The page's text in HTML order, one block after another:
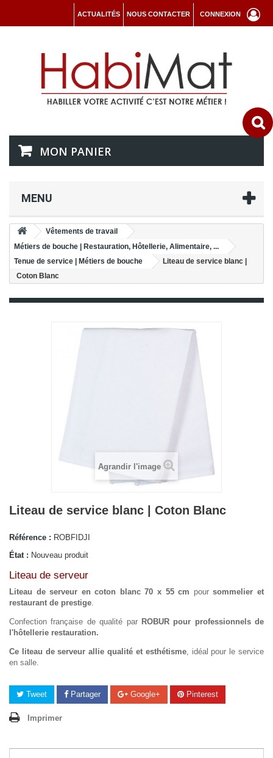
CONNEXION
NOUS CONTACTER
ACTUALITÉS
MON PANIER
MENU
Vêtements de travail
Métiers de bouche | Restauration, Hôtellerie, Alimentaire, ...
Tenue de service | Métiers de bouche
Liteau de service blanc |
Coton Blanc
Agrandir l'image
Liteau de service blanc | Coton Blanc
Référence : ROBFIDJI
État : Nouveau produit
Liteau de serveur
Liteau de serveur en coton blanc 70 x 55 cm poursommelier et
restaurant de prestige.
Confection française de qualité par ROBUR pour professionnels de
l'hôtellerie restauration.
Ce liteau de serveur allie qualité et esthétisme, idéal pour le service
en salle.
Tweet Partager Google+ Pinterest
Imprimer